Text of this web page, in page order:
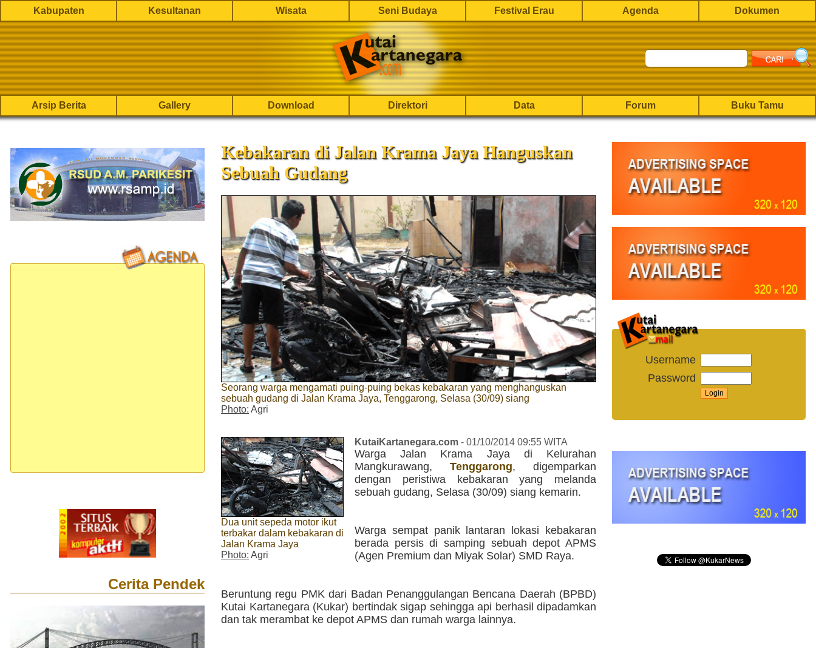
Kabupaten Kesultanan Wisata Seni Budaya Festival Erau Agenda Dokumen
Arsip Berita Gallery Download Direktori Data Forum Buku Tamu
Cerita Pendek
Kebakaran di Jalan Krama Jaya Hanguskan
Sebuah Gudang
Seorang warga mengamati puing-puing bekas kebakaran yang menghanguskan
sebuah gudang di Jalan Krama Jaya, Tenggarong, Selasa (30/09) siang
Photo: Agri
Dua unit sepeda motor ikut
terbakar dalam kebakaran di
Jalan Krama Jaya
Photo: Agri
KutaiKartanegara.com - 01/10/2014 09:55 WITA
Warga Jalan Krama Jaya di Kelurahan
Mangkurawang, Tenggarong, digemparkan
dengan peristiwa kebakaran yang melanda
sebuah gudang, Selasa (30/09) siang kemarin.
Warga sempat panik lantaran lokasi kebakaran
berada persis di samping sebuah depot APMS
(Agen Premium dan Miyak Solar) SMD Raya.
Beruntung regu PMK dari Badan Penanggulangan Bencana Daerah (BPBD)
Kutai Kartanegara (Kukar) bertindak sigap sehingga api berhasil dipadamkan
dan tak merambat ke depot APMS dan rumah warga lainnya.
Username
Password